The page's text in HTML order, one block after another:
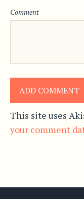
Comment
This site uses
your comment